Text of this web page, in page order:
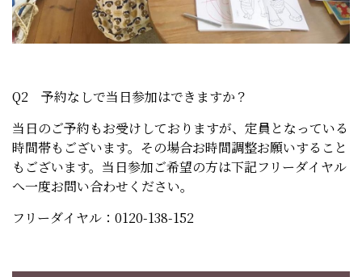
Q2 予約なしで当日参加はできますか？
当日のご予約もお受けしておりますが、定員となっている
時間帯もございます。その場合お時間調整お願いすること
もございます。当日参加ご希望の方は下記フリーダイヤル
へ一度お問い合わせください。
フリーダイヤル：0120-138-152